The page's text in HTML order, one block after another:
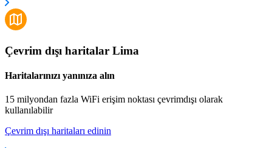
Çevrim dışı haritalar Lima
Haritalarınızı yanınıza alın
15 milyondan fazla WiFi erişim noktası çevrimdışı olarak
kullanılabilir
Çevrim dışı haritaları edinin